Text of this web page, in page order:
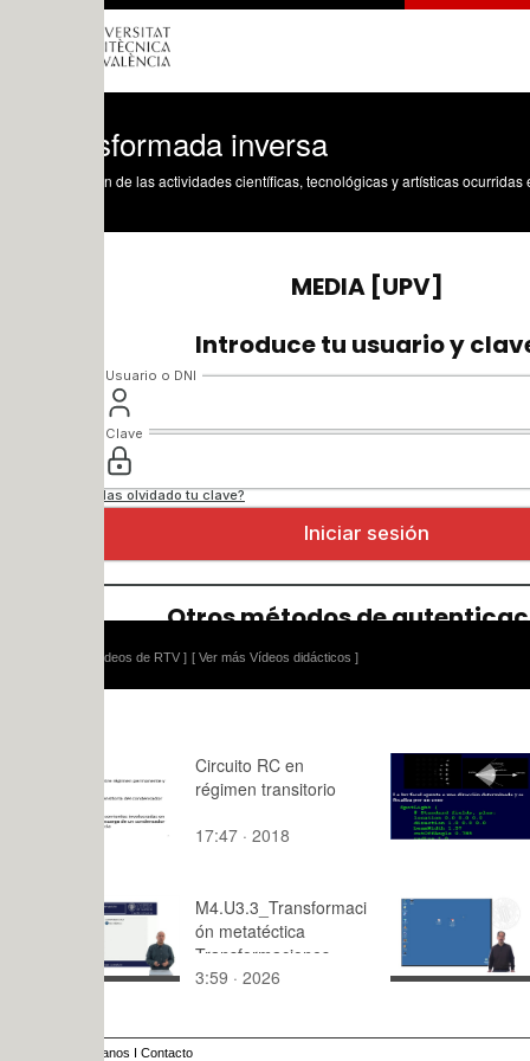
inversa
de las actividades científicas, tecnológicas y artísticas ocurridas en los tres
[ Ver más Vídeos didácticos ]
Circuito RC en
régimen transitorio
17:47 · 2018
5:15 · 2015
M4.U3.3_Transformaci
ón metatéctica
Transformaciones
3:59 · 2026
Enseñanza
2:23 · 2009